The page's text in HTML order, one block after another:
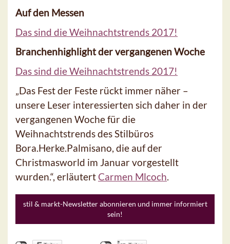
Auf den Messen
Das sind die Weihnachtstrends 2017!
Branchenhighlight der vergangenen Woche
Das sind die Weihnachtstrends 2017!
„Das Fest der Feste rückt immer näher –
unsere Leser interessierten sich daher in der
vergangenen Woche für die
Weihnachtstrends des Stilbüros
Bora.Herke.Palmisano, die auf der
Christmasworld im Januar vorgestellt
wurden.“, erläutert Carmen Mlcoch.
stil & markt-Newsletter abonnieren und immer informiert
sein!